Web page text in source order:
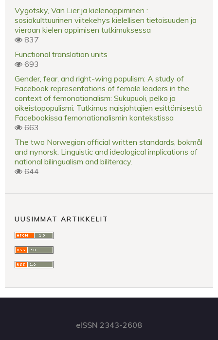
Vygotsky, Van Lier ja kielenoppiminen :
sosiokulttuurinen viitekehys kielellisen tietoisuuden ja
vieraan kielen oppimisen tutkimuksessa
837
Functional translation units
693
Gender, fear, and right-wing populism: A study of
Facebook representations of female leaders in the
context of femonationalism: Sukupuoli, pelko ja
oikeistopopulismi: Tutkimus naisjohtajien esittämisestä
Facebookissa femonationalismin kontekstissa
663
The two Norwegian official written standards, bokmål
and nynorsk. Linguistic and ideological implications of
national bilingualism and biliteracy.
644
UUSIMMAT ARTIKKELIT
eISSN 2343-2608